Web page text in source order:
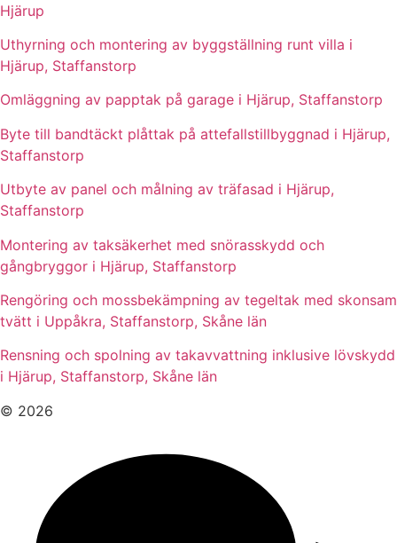
Hjärup
Uthyrning och montering av byggställning runt villa i
Hjärup, Staffanstorp
Omläggning av papptak på garage i Hjärup, Staffanstorp
Byte till bandtäckt plåttak på attefallstillbyggnad i Hjärup,
Staffanstorp
Utbyte av panel och målning av träfasad i Hjärup,
Staffanstorp
Montering av taksäkerhet med snörasskydd och
gångbryggor i Hjärup, Staffanstorp
Rengöring och mossbekämpning av tegeltak med skonsam
tvätt i Uppåkra, Staffanstorp, Skåne län
Rensning och spolning av takavvattning inklusive lövskydd
i Hjärup, Staffanstorp, Skåne län
© 2026